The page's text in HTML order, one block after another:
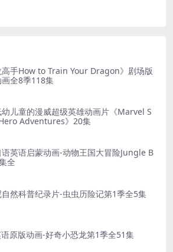
[847.35kB]
.mp4 [245.07MB]
操.mp4 [73.66MB]
.jpg [442.20kB]
[227.12kB]
[74.53MB]
哼鸣solsire》
程.jpg [913.90kB]
.mp4 [253.61MB]
[82.86MB]
典吉他lasolfami》
.mp4 [252.99MB]
操.mp4 [70.13MB]
来唱remifa》
高手How to Train Your Dragon》剧场版
全8季118集
儿童的漫威超级英雄动画片《Marvel S
Adventures》20集
英语启蒙动画-动物王国大冒险Jungle B
全
然科普纪录片-虫虫历险记第1季全5集
语原版动画-好奇小恐龙第1季全51集